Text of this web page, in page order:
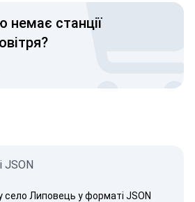
немає станції
JSON
село Липовець у форматі JSON